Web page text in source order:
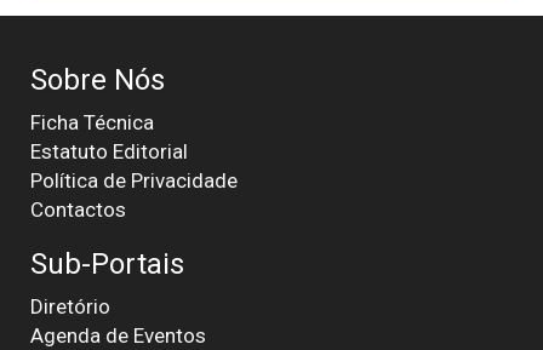
Sobre Nós
Ficha Técnica
Estatuto Editorial
Política de Privacidade
Contactos
Sub-Portais
Diretório
Agenda de Eventos